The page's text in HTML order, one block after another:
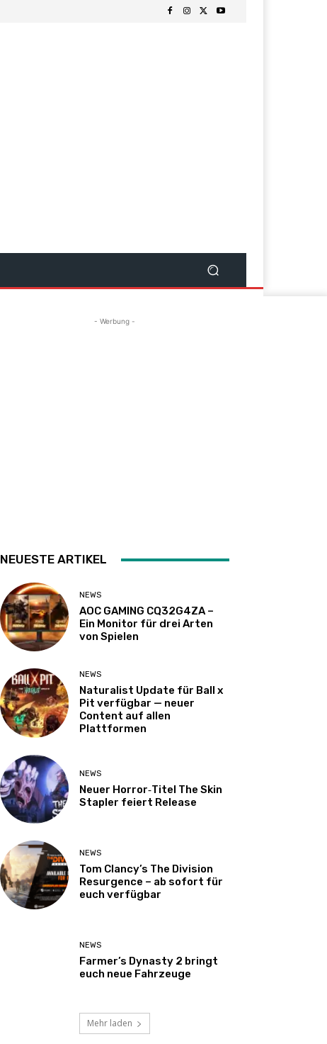
- Werbung -
NEUESTE ARTIKEL
NEWS
AOC GAMING CQ32G4ZA –
Ein Monitor für drei Arten
von Spielen
NEWS
Naturalist Update für Ball x
Pit verfügbar — neuer
Content auf allen
Plattformen
NEWS
Neuer Horror‑Titel The Skin
Stapler feiert Release
NEWS
Tom Clancy’s The Division
Resurgence – ab sofort für
euch verfügbar
NEWS
Farmer’s Dynasty 2 bringt
euch neue Fahrzeuge
Mehr laden